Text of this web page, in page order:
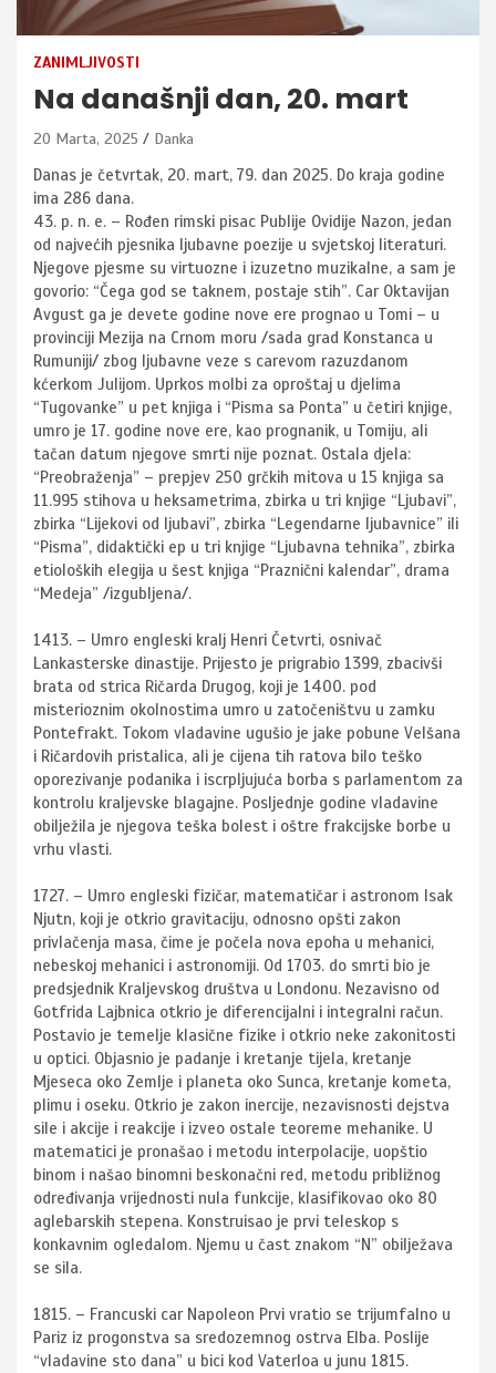
ZANIMLJIVOSTI
Na današnji dan, 20. mart
20 Marta, 2025 Danka
Danas je četvrtak, 20. mart, 79. dan 2025. Do kraja godine
ima 286 dana.
43. p. n. e. – Rođen rimski pisac Publije Ovidije Nazon, jedan
od najvećih pjesnika ljubavne poezije u svjetskoj literaturi.
Njegove pjesme su virtuozne i izuzetno muzikalne, a sam je
govorio: “Čega god se taknem, postaje stih”. Car Oktavijan
Avgust ga je devete godine nove ere prognao u Tomi – u
provinciji Mezija na Crnom moru /sada grad Konstanca u
Rumuniji/ zbog ljubavne veze s carevom razuzdanom
kćerkom Julijom. Uprkos molbi za oproštaj u djelima
“Tugovanke” u pet knjiga i “Pisma sa Ponta” u četiri knjige,
umro je 17. godine nove ere, kao prognanik, u Tomiju, ali
tačan datum njegove smrti nije poznat. Ostala djela:
“Preobraženja” – prepjev 250 grčkih mitova u 15 knjiga sa
11.995 stihova u heksametrima, zbirka u tri knjige “Ljubavi”,
zbirka “Lijekovi od ljubavi”, zbirka “Legendarne ljubavnice” ili
“Pisma”, didaktički ep u tri knjige “Ljubavna tehnika”, zbirka
etioloških elegija u šest knjiga “Praznični kalendar”, drama
“Medeja” /izgubljena/.
1413. – Umro engleski kralj Henri Četvrti, osnivač
Lankasterske dinastije. Prijesto je prigrabio 1399, zbacivši
brata od strica Ričarda Drugog, koji je 1400. pod
misterioznim okolnostima umro u zatočeništvu u zamku
Pontefrakt. Tokom vladavine ugušio je jake pobune Velšana
i Ričardovih pristalica, ali je cijena tih ratova bilo teško
oporezivanje podanika i iscrpljujuća borba s parlamentom za
kontrolu kraljevske blagajne. Posljednje godine vladavine
obilježila je njegova teška bolest i oštre frakcijske borbe u
vrhu vlasti.
1727. – Umro engleski fizičar, matematičar i astronom Isak
Njutn, koji je otkrio gravitaciju, odnosno opšti zakon
privlačenja masa, čime je počela nova epoha u mehanici,
nebeskoj mehanici i astronomiji. Od 1703. do smrti bio je
predsjednik Kraljevskog društva u Londonu. Nezavisno od
Gotfrida Lajbnica otkrio je diferencijalni i integralni račun.
Postavio je temelje klasične fizike i otkrio neke zakonitosti
u optici. Objasnio je padanje i kretanje tijela, kretanje
Mjeseca oko Zemlje i planeta oko Sunca, kretanje kometa,
plimu i oseku. Otkrio je zakon inercije, nezavisnosti dejstva
sile i akcije i reakcije i izveo ostale teoreme mehanike. U
matematici je pronašao i metodu interpolacije, uopštio
binom i našao binomni beskonačni red, metodu približnog
određivanja vrijednosti nula funkcije, klasifikovao oko 80
aglebarskih stepena. Konstruisao je prvi teleskop s
konkavnim ogledalom. Njemu u čast znakom “N” obilježava
se sila.
1815. – Francuski car Napoleon Prvi vratio se trijumfalno u
Pariz iz progonstva sa sredozemnog ostrva Elba. Poslije
“vladavine sto dana” u bici kod Vaterloa u junu 1815.